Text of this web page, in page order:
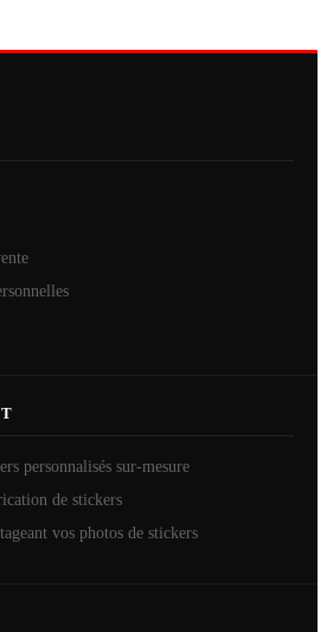
personnalisés sur-mesure
de stickers
vos photos de stickers